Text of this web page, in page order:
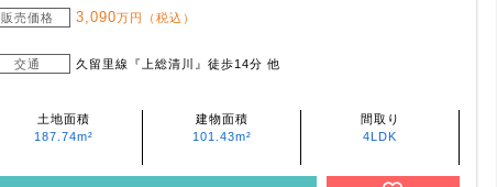
販売価格 3,090万円（税込）
交通 久留里線『上総清川』徒歩14分 他
土地面積
187.74m²
建物面積
101.43m²
間取り
4LDK